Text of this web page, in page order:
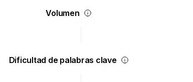
Volumen
Dificultad de palabras clave